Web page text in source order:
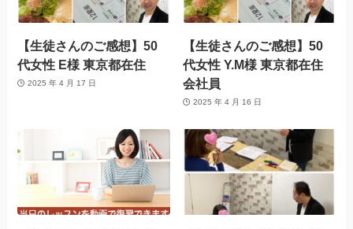
【生徒さんのご感想】50
代女性 E様 東京都在住
2025 年 4 月 17 日
【生徒さんのご感想】50
代女性 Y.M様 東京都在住
会社員
2025 年 4 月 16 日